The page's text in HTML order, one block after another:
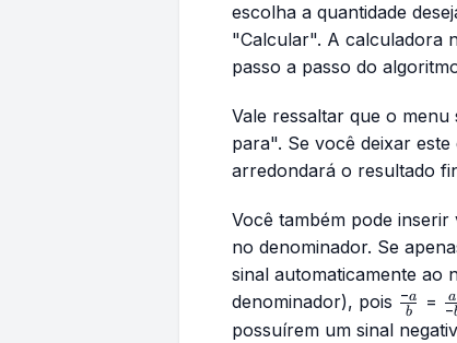
escolha a quantidade
"Calcular". A calculadora
passo a passo do
Vale ressaltar que o
para". Se você deixar
arredondará o resultado
Você também pode
no denominador. Se
sinal automaticamente ao
denominador), pois
a}{b}
b
−a = −
a
possuírem um sinal